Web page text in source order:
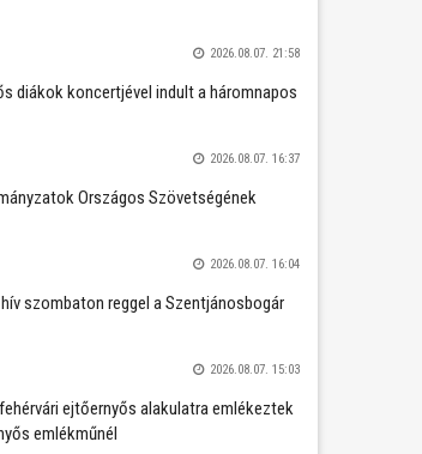
2026.08.07. 21:58
diákok koncertjével indult a háromnapos
2026.08.07. 16:37
Országos Szövetségének
2026.08.07. 16:04
szombaton reggel a Szentjánosbogár
2026.08.07. 15:03
ejtőernyős alakulatra emlékeztek
emlékműnél